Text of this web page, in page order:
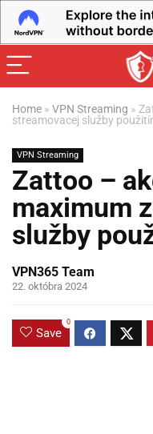
Home » VPN Streaming »
streamovacej služby
VPN Streaming
Zattoo –
maximum
služby
VPN365 Team
22. októbra 2024
Save
0